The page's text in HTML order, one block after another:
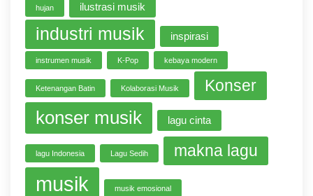
hujan ilustrasi musik
industri musik inspirasi
instrumen musik K-Pop kebaya modern
Ketenangan Batin Kolaborasi Musik Konser
konser musik lagu cinta
lagu Indonesia Lagu Sedih makna lagu
musik musik emosional